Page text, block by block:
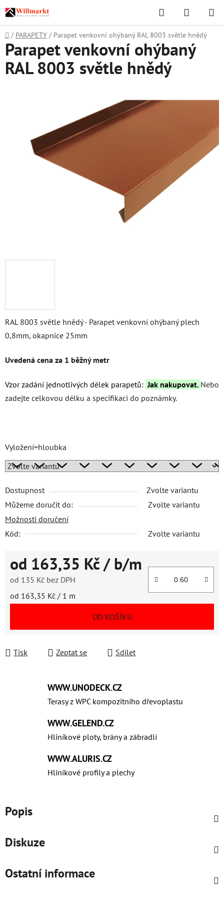
Přejít
na
obsah
Hledat
KOŠÍK
Domů
/ PARAPETY / Parapet venkovní ohýbaný RAL 8003 světle hnědý
RAL 8003 světle hnědý - Parapet venkovní ohýbaný plech
0,8mm, okapnice 25mm
Uvedená cena za 1 běžný metr
Vzor zadání jednotlivých délek parapetů: Jak nakupovat. Nebo
zadejte celkovou délku a specifikaci do poznámky.
Vyložení=hloubka
Dostupnost
Zvolte variantu
Můžeme doručit do:
Zvolte variantu
Možnosti doručení
Kód:
Zvolte variantu
od 163,35 Kč/ b/m
od 135 Kč bez DPH
Měrná cena:
od 163,35 Kč / 1 m
DO KOŠÍKU
Tisk Zeptat se Sdílet
Parapet venkovní ohýbaný
RAL 8003 světle hnědý
WWW.UNODECK.CZ
Terasy z WPC kompozitního dřevoplastu
WWW.GELEND.CZ
Hliníkové ploty, brány a zábradlí
WWW.ALURIS.CZ
Hliníkové profily a plechy
Popis
Diskuze
Ostatní informace